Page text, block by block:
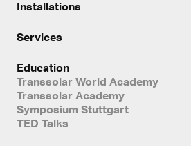
Installations
Services
Education
Transsolar World Academy
Transsolar Academy
Symposium Stuttgart
TED Talks